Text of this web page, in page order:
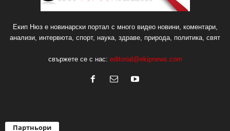
Екип Нюз е новинарски портал с много видео новини, коментари,
анализи, интервюта, спорт, наука, здраве, природа, политика, свят
свържете се с нас: editorial@ekipnews.com
Партньори